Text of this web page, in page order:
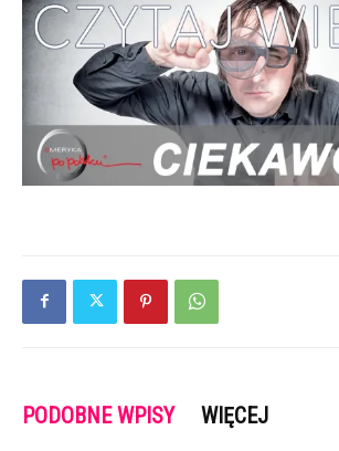
PODOBNE WPISY WIĘCEJ